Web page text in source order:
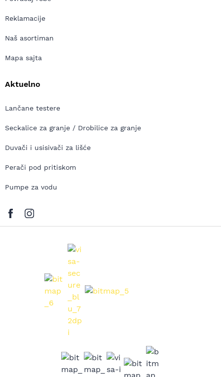
Reklamacije
Naš asortiman
Mapa sajta
Aktuelno
Lančane testere
Seckalice za granje / Drobilice za granje
Duvači i usisivači za lišće
Perači pod pritiskom
Pumpe za vodu